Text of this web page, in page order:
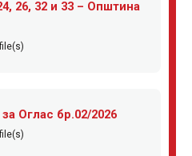
26, 32 и 33 – Општина
Оглас бр.02/2026